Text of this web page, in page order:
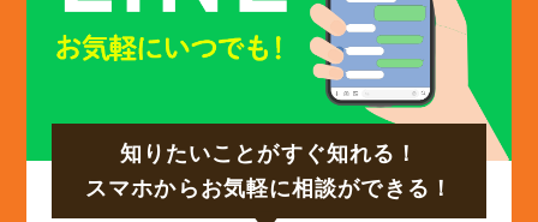
知りたいことがすぐ知れる！
スマホからお気軽に相談ができる！